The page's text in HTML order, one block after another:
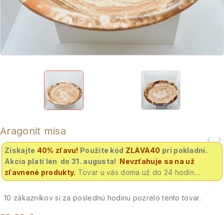
Aragonit misa
Získajte 40% zľavu! Použite kód ZLAVA40 pri pokladni.
Akcia platí len do 31. augusta! Nevzťahuje sa na už
zľavnené produkty. Tovar u vás doma už do 24 hodín....
10 zákazníkov si za poslednú hodinu pozrelo tento tovar.